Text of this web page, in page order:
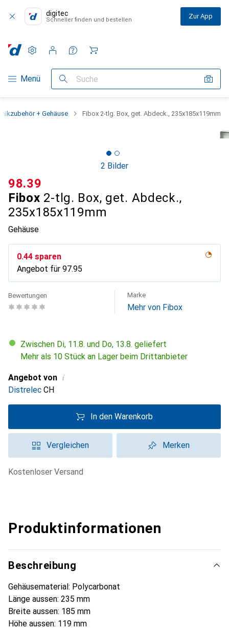
digitec
Schneller finden und bestellen Zur App
Navigation nach Kategorien
Menü Suche
Einstellungen
Kundenkonto
Vergleichslisten
Merklisten
Warenkorb
+ Gehäuse Fibox 2-tlg. Box, get. Abdeck., 235x185x119mm
2 Bilder
Fibox 2-tlg. Box, get. Abdeck.,
235x185x119mm
Gehäuse
CHF
98.39
CHF
0.44 sparen
Angebot für CHF
97.95
Bewertungen Marke
Mehr von Fibox
Zwischen Di, 11.8. und Do, 13.8. geliefert
Mehr als 10 Stück an Lager beim Drittanbieter
Angebot von i
Distrelec CH
In den Warenkorb
Vergleichen Merken
kostenloser Versand
Produktinformationen
Beschreibung
Gehäusematerial: Polycarbonat
Länge aussen: 235 mm
Breite aussen: 185 mm
Höhe aussen: 119 mm